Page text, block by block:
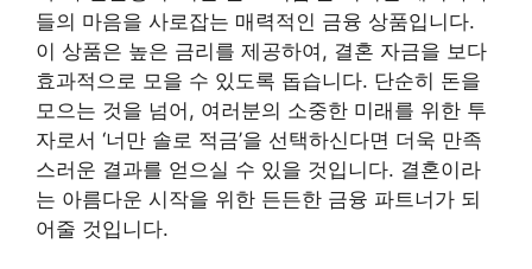
들의 마음을 사로잡는 매력적인 금융 상품입니다.
이 상품은 높은 금리를 제공하여, 결혼 자금을 보다
효과적으로 모을 수 있도록 돕습니다. 단순히 돈을
모으는 것을 넘어, 여러분의 소중한 미래를 위한 투
자로서 ‘너만 솔로 적금’을 선택하신다면 더욱 만족
스러운 결과를 얻으실 수 있을 것입니다. 결혼이라
는 아름다운 시작을 위한 든든한 금융 파트너가 되
어줄 것입니다.